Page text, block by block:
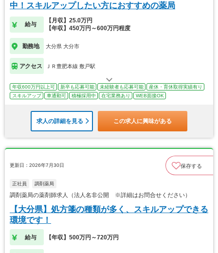
中！スキルアップしたい方におすすめの薬局
給与
【月収】25.0万円
【年収】450万円～600万円程度
勤務地 大分県 大分市
アクセス ＪＲ豊肥本線 敷戸駅
年収600万円以上可 新卒も応募可能 未経験者も応募可能
産休・育休取得実績有り
スキルアップ
車通勤可 積極採用中 在宅業務あり WEB面接OK
求人の詳細を見る この求人に興味がある
更新日：2026年7月30日 保存する
正社員 調剤薬局
調剤薬局の薬剤師求人（法人名非公開 ※詳細はお問合せください）
【大分県】処方箋の種類が多く、スキルアップできる
環境です！
給与 【年収】500万円～720万円